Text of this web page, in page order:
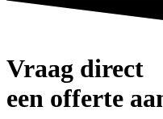
Vraag direct
een offerte